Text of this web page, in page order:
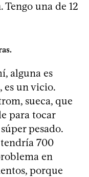
una de 12
alguna es
es un vicio.
sueca, que
para tocar
pesado.
700
en
porque